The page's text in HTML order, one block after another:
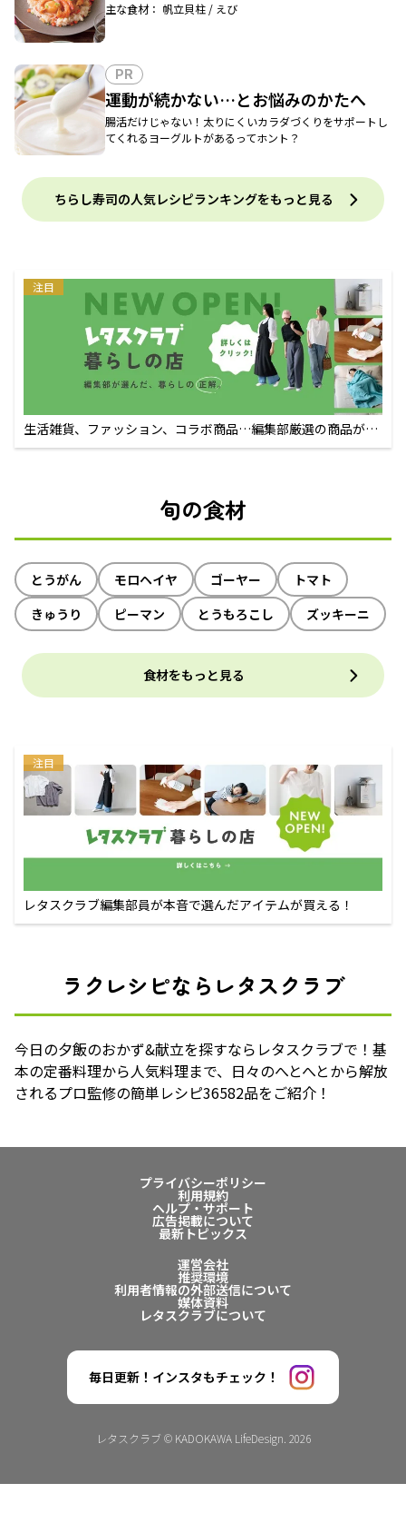
主な食材： 帆立貝柱 / えび
PR
運動が続かない…とお悩みのかたへ
腸活だけじゃない！太りにくいカラダづくりをサポートし
てくれるヨーグルトがあるってホント？
ちらし寿司の人気レシピランキングをもっと見る
注目
生活雑貨、ファッション、コラボ商品…編集部厳選の商品が買
えるECサイト
旬の食材
とうがん モロヘイヤ ゴーヤー
トマト
きゅうり
ピーマン とうもろこし ズッキーニ
食材をもっと見る
注目
レタスクラブ編集部員が本音で選んだアイテムが買える！
ラクレシピならレタスクラブ
今日の夕飯のおかず&献立を探すならレタスクラブで！基
本の定番料理から人気料理まで、日々のへとへとから解放
されるプロ監修の簡単レシピ36582品をご紹介！
プライバシーポリシー
利用規約
ヘルプ・サポート
広告掲載について
最新トピックス
運営会社
推奨環境
利用者情報の外部送信について
媒体資料
レタスクラブについて
毎日更新！インスタもチェック！
レタスクラブ © KADOKAWA LifeDesign. 2026